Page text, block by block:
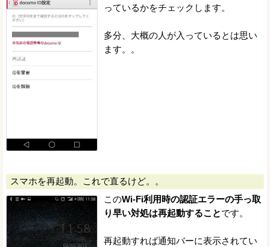
っているかをチェックします。
多分、大概の人が入っているとは思い
ます。。
スマホを再起動。これで直るけど。。
このWi-Fi利用時の認証エラーの手っ取
り早い対処は再起動することです。
再起動すれば通知バーに表示されてい